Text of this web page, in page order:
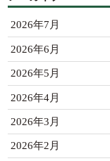
2026年7月
2026年6月
2026年5月
2026年4月
2026年3月
2026年2月